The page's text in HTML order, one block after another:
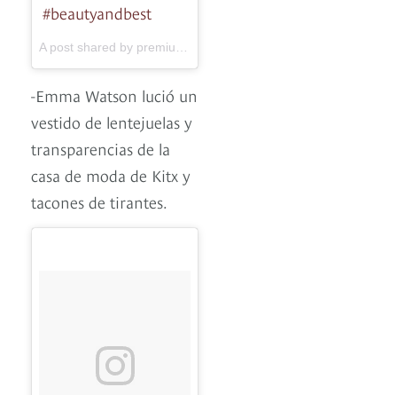
#beautyandbest
-Emma Watson lució un
vestido de lentejuelas y
transparencias de la
casa de moda de Kitx y
tacones de tirantes.